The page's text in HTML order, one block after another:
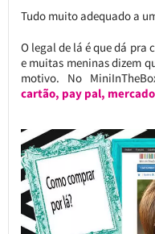
Tudo muito adequado a
O legal de lá é que dá
e muitas meninas dizem
motivo. No
cartão, pay pal,